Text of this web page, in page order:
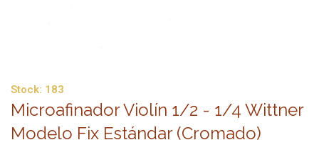
Stock: 183
Microafinador Violín 1/2 - 1/4 Wittner
Modelo Fix Estándar (Cromado)